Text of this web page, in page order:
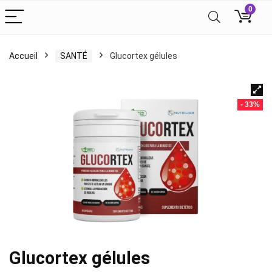
0
Accueil SANTÉ Glucortex gélules
- 33%
Glucortex gélules